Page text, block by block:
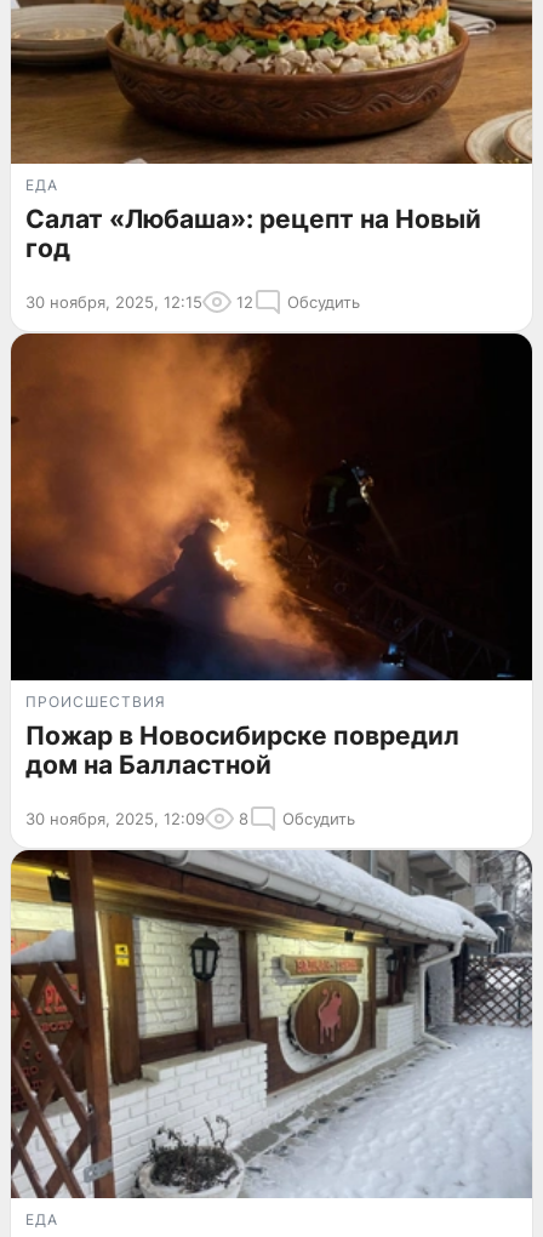
ЕДА
Салат «Любаша»: рецепт на Новый
год
30 ноября, 2025, 12:15 12 Обсудить
ПРОИСШЕСТВИЯ
Пожар в Новосибирске повредил
дом на Балластной
30 ноября, 2025, 12:09 8 Обсудить
ЕДА